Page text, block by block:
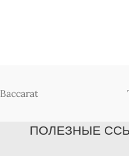
Baccarat
ПОЛЕЗНЫЕ